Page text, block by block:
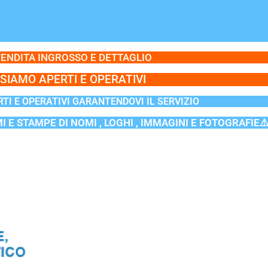
INGROSSO E DETTAGLIO
SIAMO APERTI E OPERATIVI
E OPERATIVI GARANTENDOVI IL SERVIZIO
E STAMPE DI NOMI , LOGHI , IMMAGINI E